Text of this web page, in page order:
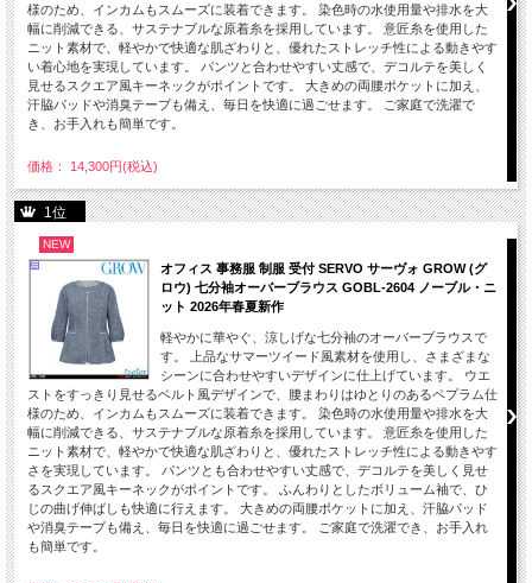
様のため、インカムもスムーズに装着できます。 染色時の水使用量や排水を大
幅に削減できる、サステナブルな原着糸を採用しています。 意匠糸を使用した
ニット素材で、軽やかで快適な肌ざわりと、優れたストレッチ性による動きやす
い着心地を実現しています。 パンツと合わせやすい丈感で、デコルテを美しく
見せるスクエア風キーネックがポイントです。 大きめの両腰ポケットに加え、
汗脇パッドや消臭テープも備え、毎日を快適に過ごせます。 ご家庭で洗濯で
き、お手入れも簡単です。
価格： 14,300円(税込)
1位
NEW
オフィス 事務服 制服 受付 SERVO サーヴォ GROW (グ
ロウ) 七分袖オーバーブラウス GOBL-2604 ノーブル・ニ
ット 2026年春夏新作
軽やかに華やぐ、涼しげな七分袖のオーバーブラウスで
す。 上品なサマーツイード風素材を使用し、さまざまな
シーンに合わせやすいデザインに仕上げています。 ウエ
ストをすっきり見せるベルト風デザインで、腰まわりはゆとりのあるペプラム仕
様のため、インカムもスムーズに装着できます。 染色時の水使用量や排水を大
幅に削減できる、サステナブルな原着糸を採用しています。 意匠糸を使用した
ニット素材で、軽やかで快適な肌ざわりと、優れたストレッチ性による動きやす
さを実現しています。 パンツとも合わせやすい丈感で、デコルテを美しく見せ
るスクエア風キーネックがポイントです。 ふんわりとしたボリューム袖で、ひ
じの曲げ伸ばしも快適に行えます。 大きめの両腰ポケットに加え、汗脇パッド
や消臭テープも備え、毎日を快適に過ごせます。 ご家庭で洗濯でき、お手入れ
も簡単です。